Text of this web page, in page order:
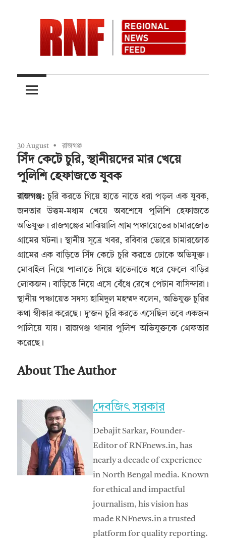
content
RNFnews.in
over
Quantity
30 August রাজগঞ্জ
সিঁদ কেটে চুরি, স্থানীয়দের মার খেয়ে
পুলিশি হেফাজতে যুবক
রাজগঞ্জ: চুরি করতে গিয়ে হাতে নাতে ধরা পড়ল এক যুবক,
জনতার উত্তম-মধ্যম খেয়ে অবশেষে পুলিশি হেফাজতে
অভিযুক্ত। রাজগঞ্জের মাঝিয়ালি গ্রাম পঞ্চায়েতের চামারজোত
গ্রামের ঘটনা। স্থানীয় সূত্রে খবর, রবিবার ভোরে চামারজোত
গ্রামের এক বাড়িতে সিঁদ কেটে চুরি করতে ঢোকে অভিযুক্ত।
মোবাইল নিয়ে পালাতে গিয়ে হাতেনাতে ধরে ফেলে বাড়ির
লোকজন। বাড়িতে নিয়ে এসে বেঁধে রেখে পেটান বাসিন্দারা।
স্থানীয় পঞ্চায়েত সদস্য হামিদুল মহম্মদ বলেন, অভিযুক্ত চুরির
কথা স্বীকার করেছে। দু’জন চুরি করতে এসেছিল তবে একজন
পালিয়ে যায়। রাজগঞ্জ থানার পুলিশ অভিযুক্তকে গ্রেফতার
করেছে।
About The Author
দেবজিৎ সরকার
Debajit Sarkar, Founder-
Editor of RNFnews.in, has
nearly a decade of experience
in North Bengal media. Known
for ethical and impactful
journalism, his vision has
made RNFnews.in a trusted
platform for quality reporting.